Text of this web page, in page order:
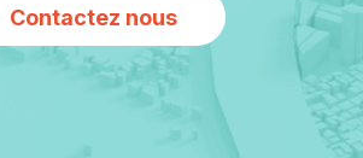
Contactez nous